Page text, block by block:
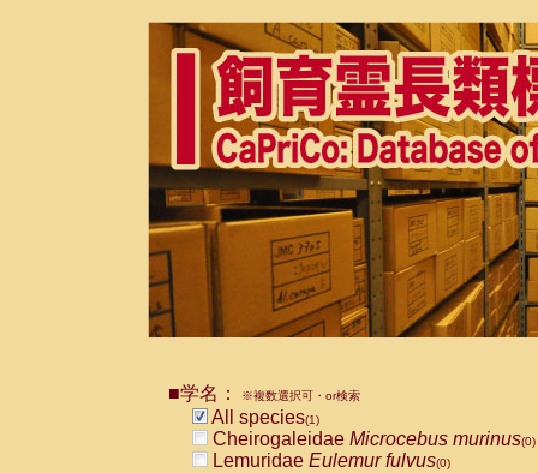
■学名： ※複数選択可・or検索
All species(1)
Cheirogaleidae Microcebus murinus(0)
Lemuridae Eulemur fulvus(0)